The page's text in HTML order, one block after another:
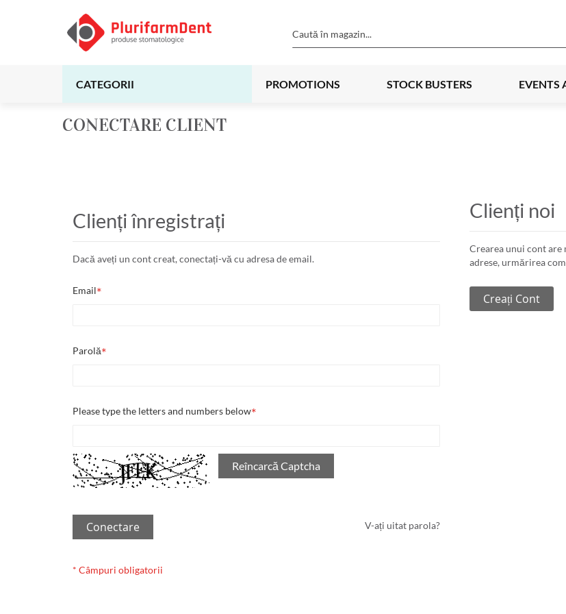
CATEGORII PROMOTIONS STOCK BUSTERS EVENTS
CONECTARE CLIENT
Clienți înregistrați
Dacă aveți un cont creat, conectați-vă cu adresa de email.
Email
Parolă
Please type the letters and numbers below
Reîncarcă Captcha
Conectare V-ați uitat parola?
Clienți noi
Crearea unui cont
adrese, urmărirea
Creați Cont